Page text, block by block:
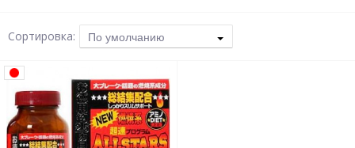
Сортировка: По умолчанию